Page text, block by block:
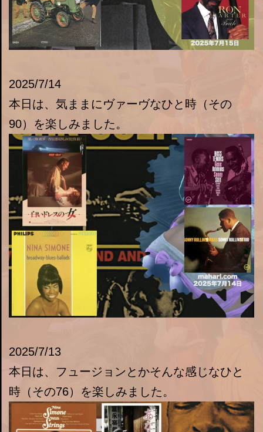
2025/7/14
本日は、気ままにヴァーヴなひと時（その
90）を楽しみました。
2025/7/13
本日は、フュージョンとかそんな感じなひと
時（その76）を楽しみました。